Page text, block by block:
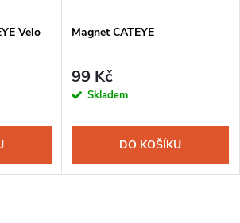
Velo
Magnet CATEYE
99 Kč
Skladem
DO KOŠÍKU